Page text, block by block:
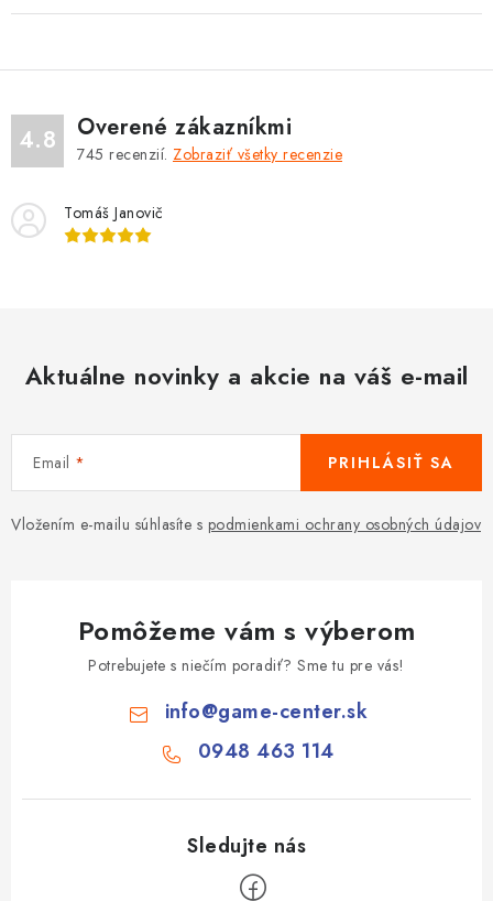
4.8 Overené zákazníkmi
745 recenzií. Zobraziť všetky recenzie
Tomáš Janovič
Aktuálne novinky a akcie na váš e-mail
Email
Vložením e-mailu súhlasíte s podmienkami ochrany osobných údajov
PRIHLÁSIŤ SA
Pomôžeme vám s výberom
Potrebujete s niečím poradiť? Sme tu pre vás!
info@game-center.sk
0948 463 114